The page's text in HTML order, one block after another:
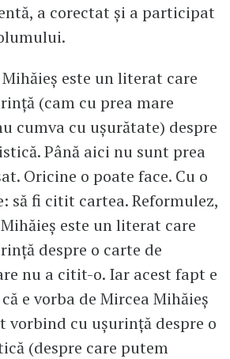
a corectat și a participat
este un literat care
(cam cu prea mare
cumva cu ușurătate) despre
Până aici nu sunt prea
Oricine o poate face. Cu o
să fi citit cartea. Reformulez,
este un literat care
despre o carte de
nu a citit-o. Iar acest fapt e
e vorba de Mircea Mihăieș
vorbind cu ușurință despre o
(despre care putem